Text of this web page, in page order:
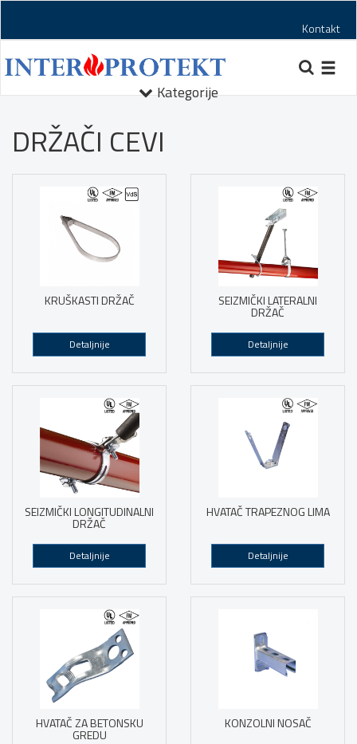
Kontakt
Kategorije
DRŽAČI CEVI
KRUŠKASTI DRŽAČ
Detaljnije
SEIZMIČKI LATERALNI
DRŽAČ
Detaljnije
SEIZMIČKI LONGITUDINALNI
DRŽAČ
Detaljnije
HVATAČ TRAPEZNOG LIMA
Detaljnije
HVATAČ ZA BETONSKU
GREDU
KONZOLNI NOSAČ